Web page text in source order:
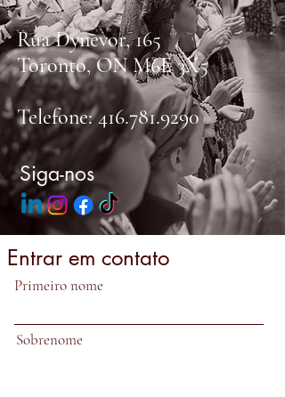
Rua Dynevor, 165
Toronto, ON M6E 3X5
Telefone:416.781.9290
Siga-nos
Entrar em contato
Primeiro nome
Sobrenome